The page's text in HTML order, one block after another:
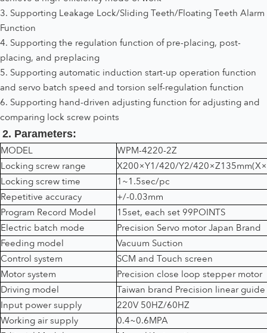
3. Supporting Leakage Lock/Sliding Teeth/Floating Teeth Alarm
Function
4. Supporting the regulation function of pre-placing, post-
placing, and preplacing
5. Supporting automatic induction start-up operation function
and servo batch speed and torsion self-regulation function
6. Supporting hand-driven adjusting function for adjusting and
comparing lock screw points
2. Parameters:
MODEL
WPM-4220-2Z
Locking screw range
X200×Y1/420/Y2/
Locking screw time
1~1.5sec/pc
Repetitive accuracy
+/-0.03mm
Program Record Model
15set, each set 99POINTS
Electric batch mode
Precision Servo motor Japan Brand
Feeding model
Vacuum Suction
Control system
SCM and Touch screen
Motor system
Precision close loop stepper motor
Driving model
Taiwan brand Precision linear guide
Input power supply
220V 50HZ/60HZ
Working air supply
0.4~0.6MPA